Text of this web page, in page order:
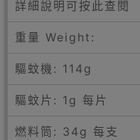
詳細說明可按此查閱
重量 Weight:
驅蚊機: 114g
驅蚊片: 1g 每片
燃料筒: 34g 每支